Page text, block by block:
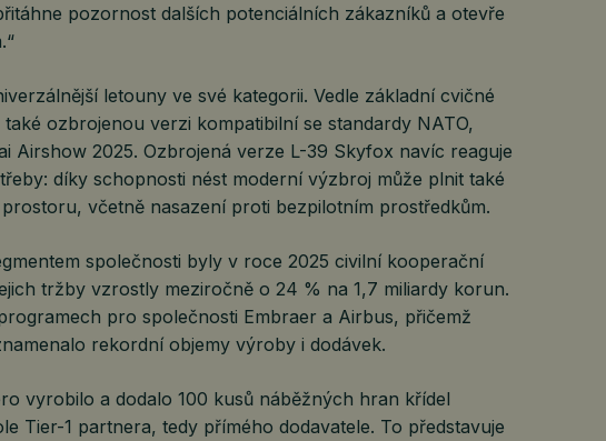
pozornost dalších potenciálních zákazníků a otevře
letouny ve své kategorii. Vedle základní cvičné
ozbrojenou verzi kompatibilní se standardy NATO,
Airshow 2025. Ozbrojená verze L-39 Skyfox navíc reaguje
díky schopnosti nést moderní výzbroj může plnit také
včetně nasazení proti bezpilotním prostředkům.
společnosti byly v roce 2025 civilní kooperační
tržby vzrostly meziročně o 24 % na 1,7 miliardy korun.
pro společnosti Embraer a Airbus, přičemž
rekordní objemy výroby i dodávek.
vyrobilo a dodalo 100 kusů náběžných hran křídel
Tier-1 partnera, tedy přímého dodavatele. To představuje